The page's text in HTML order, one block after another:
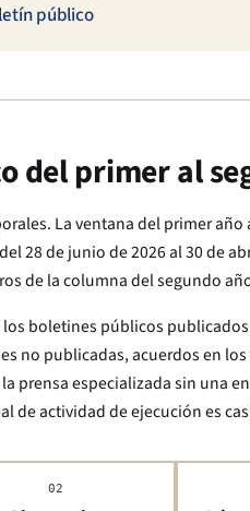
público
del primer al
La ventana del primer
28 de junio de 2026 al 30 de
de la columna del segundo
boletines públicos
no publicadas, acuerdos en
prensa especializada sin una
de actividad de ejecución es
02